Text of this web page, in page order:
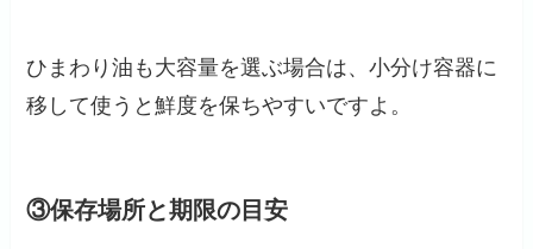
ひまわり油も大容量を選ぶ場合は、小分け容器に
移して使うと鮮度を保ちやすいですよ。
③保存場所と期限の目安